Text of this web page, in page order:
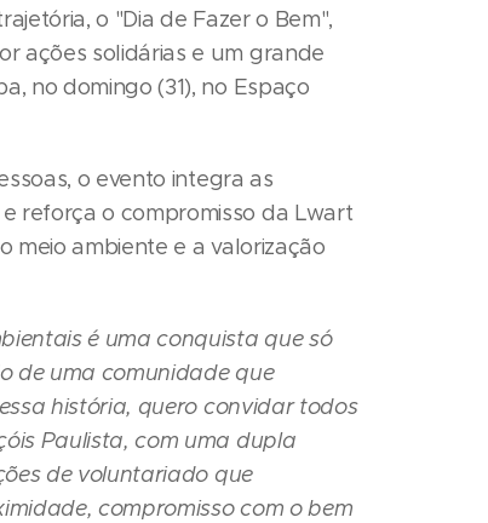
o "Dia de Fazer o Bem",
ações solidárias e um grande
no domingo (31), no Espaço
o evento integra as
reforça o compromisso da Lwart
meio ambiente e a valorização
é uma conquista que só
de uma comunidade que
história, quero convidar todos
Paulista, com uma dupla
de voluntariado que
compromisso com o bem